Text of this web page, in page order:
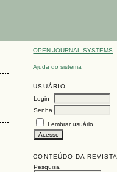
OPEN JOURNAL SYSTEMS
Ajuda do sistema
USUÁRIO
Login
Senha
Lembrar usuário
CONTEÚDO DA REVISTA
Pesquisa